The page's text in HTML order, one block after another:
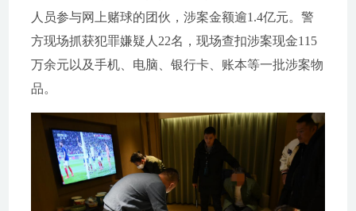
人员参与网上赌球的团伙，涉案金额逾1.4亿元。警
方现场抓获犯罪嫌疑人22名，现场查扣涉案现金115
万余元以及手机、电脑、银行卡、账本等一批涉案物
品。